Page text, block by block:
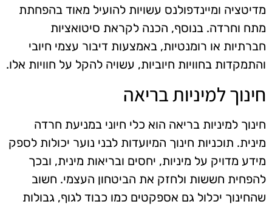
מדיטציה ומיינדפולנס עשויות להועיל מאוד בהפחתת
מתח וחרדה. בנוסף, הכנה לקראת סיטואציות
חברתיות או רומנטיות, באמצעות דיבור עצמי חיובי
והתמקדות בחוויות חיוביות, עשויה להקל על חוויות אלו.
חינוך למיניות בריאה
חינוך למיניות בריאה הוא כלי חיוני במניעת חרדה
מינית. תוכניות חינוך המיועדות לבני נוער יכולות לספק
מידע מדויק על מיניות, יחסים ובריאות מינית, ובכך
להפחית חששות ולחזק את הביטחון העצמי. חשוב
שהחינוך יכלול גם אספקטים כמו כבוד לגוף, גבולות